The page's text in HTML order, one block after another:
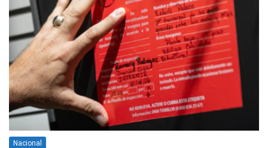
Nacional